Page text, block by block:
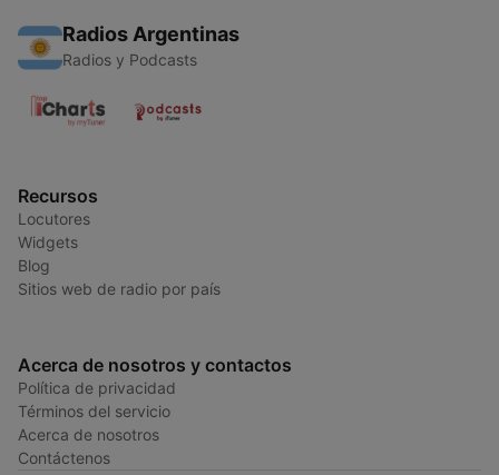
Radios Argentinas
Radios y Podcasts
Recursos
Locutores
Widgets
Blog
Sitios web de radio por país
Acerca de nosotros y contactos
Política de privacidad
Términos del servicio
Acerca de nosotros
Contáctenos